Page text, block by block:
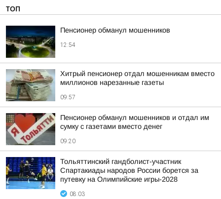
ТОП
Пенсионер обманул мошенников
12:54
Хитрый пенсионер отдал мошенникам вместо
миллионов нарезанные газеты
09:57
Пенсионер обманул мошенников и отдал им
сумку с газетами вместо денег
09:20
Тольяттинский гандболист-участник
Спартакиады народов России борется за
путевку на Олимпийские игры-2028
08:03